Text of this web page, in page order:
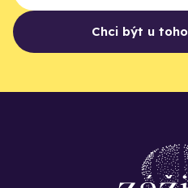
Chci být u toho